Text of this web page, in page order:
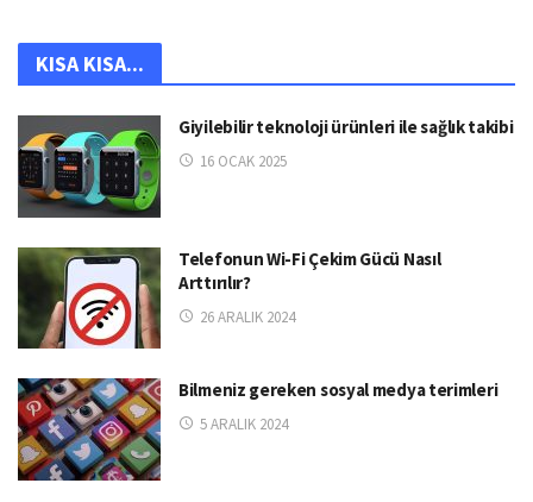
KISA KISA...
Giyilebilir teknoloji ürünleri ile sağlık takibi
16 OCAK 2025
Telefonun Wi-Fi Çekim Gücü Nasıl
Arttırılır?
26 ARALIK 2024
Bilmeniz gereken sosyal medya terimleri
5 ARALIK 2024